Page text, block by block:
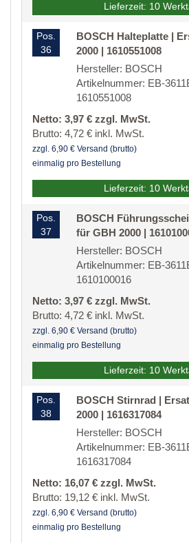
Lieferzeit: 10
Pos.
36
BOSCH Halteplatte |
2000 | 1610551008
Hersteller: BOSCH
Artikelnummer: EB-
1610551008
Netto: 3,97 € zzgl. MwSt.
Brutto: 4,72 € inkl. MwSt.
zzgl. 6,90 € Versand (brutto)
einmalig pro Bestellung
Lieferzeit: 10
Pos.
37
BOSCH
für GBH 2000 |
Hersteller: BOSCH
Artikelnummer: EB-
1610100016
Netto: 3,97 € zzgl. MwSt.
Brutto: 4,72 € inkl. MwSt.
zzgl. 6,90 € Versand (brutto)
einmalig pro Bestellung
Lieferzeit: 10
Pos.
38
BOSCH Stirnrad |
2000 | 1616317084
Hersteller: BOSCH
Artikelnummer: EB-
1616317084
Netto: 16,07 € zzgl. MwSt.
Brutto: 19,12 € inkl. MwSt.
zzgl. 6,90 € Versand (brutto)
einmalig pro Bestellung